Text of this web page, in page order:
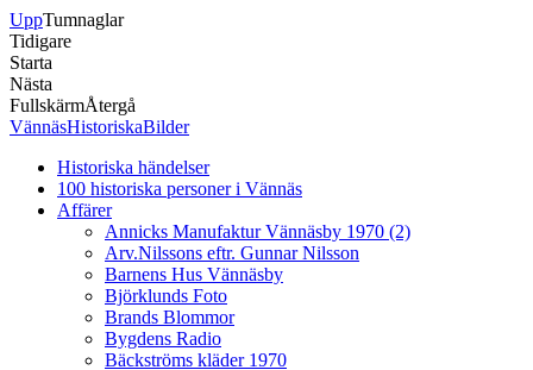
UppTumnaglar
Tidigare
Starta
Nästa
FullskärmÅtergå
VännäsHistoriskaBilder
Historiska händelser
100 historiska personer i Vännäs
Affärer
Annicks Manufaktur Vännäsby 1970 (2)
Arv.Nilssons eftr. Gunnar Nilsson
Barnens Hus Vännäsby
Björklunds Foto
Brands Blommor
Bygdens Radio
Bäckströms kläder 1970